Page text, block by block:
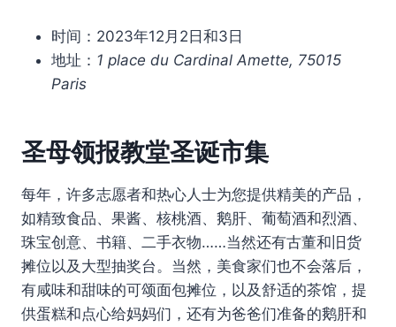
时间：2023年12月2日和3日
地址： 1 place du Cardinal Amette, 75015
Paris
圣母领报教堂圣诞市集
每年，许多志愿者和热心人士为您提供精美的产品，
如精致食品、果酱、核桃酒、鹅肝、葡萄酒和烈酒、
珠宝创意、书籍、二手衣物……当然还有古董和旧货
摊位以及大型抽奖台。当然，美食家们也不会落后，
有咸味和甜味的可颂面包摊位，以及舒适的茶馆，提
供蛋糕和点心给妈妈们，还有为爸爸们准备的鹅肝和